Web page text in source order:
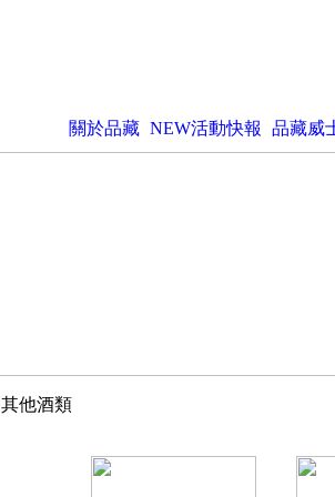
關於品藏 NEW活動快報 品藏威
其他酒類